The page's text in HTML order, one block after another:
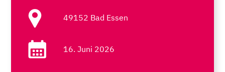
49152 Bad Essen
16. Juni 2026